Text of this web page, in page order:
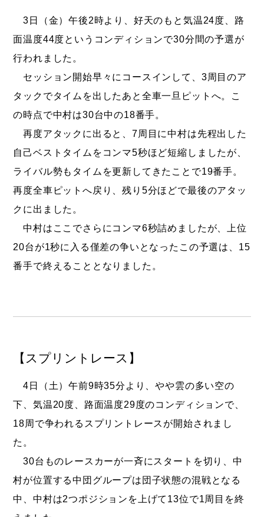
3日（金）午後2時より、好天のもと気温24度、路
面温度44度というコンディションで30分間の予選が
行われました。
セッション開始早々にコースインして、3周目のア
タックでタイムを出したあと全車一旦ピットへ。こ
の時点で中村は30台中の18番手。
再度アタックに出ると、7周目に中村は先程出した
自己ベストタイムをコンマ5秒ほど短縮しましたが、
ライバル勢もタイムを更新してきたことで19番手。
再度全車ピットへ戻り、残り5分ほどで最後のアタッ
クに出ました。
中村はここでさらにコンマ6秒詰めましたが、上位
20台が1秒に入る僅差の争いとなったこの予選は、15
番手で終えることとなりました。
【スプリントレース】
4日（土）午前9時35分より、やや雲の多い空の
下、気温20度、路面温度29度のコンディションで、
18周で争われるスプリントレースが開始されまし
た。
30台ものレースカーが一斉にスタートを切り、中
村が位置する中団グループは団子状態の混戦となる
中、中村は2つポジションを上げて13位で1周目を終